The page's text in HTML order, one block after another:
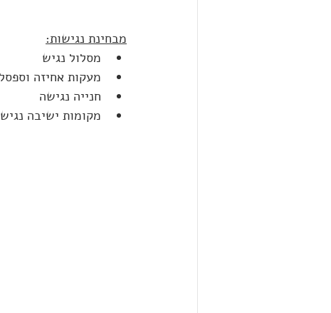
מבחינת נגישות:
מסלול נגיש
מעקות אחיזה
חנייה נגישה
מקומות ישיבה